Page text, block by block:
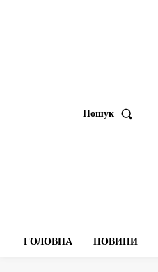
Пошук
ГОЛОВНА НОВИНИ